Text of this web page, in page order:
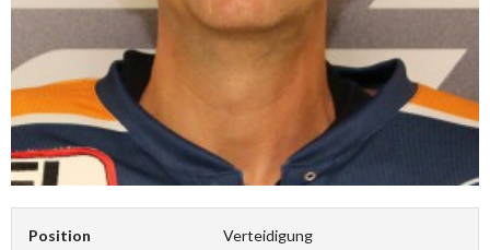
Position Verteidigung